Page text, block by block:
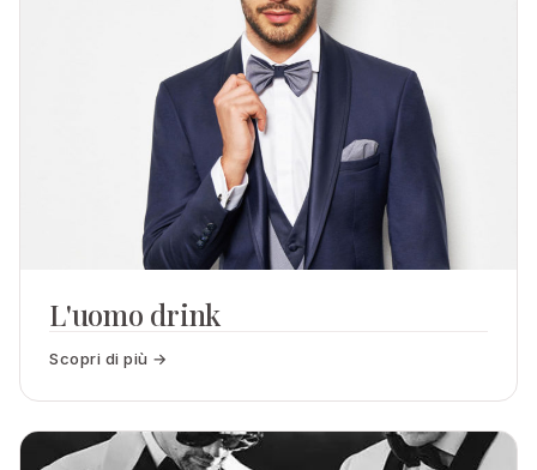
L'uomo drink
Scopri di più →